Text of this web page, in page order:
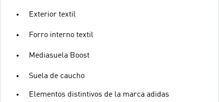
Exterior textil
Forro interno textil
Mediasuela Boost
Suela de caucho
Elementos distintivos de la marca adidas